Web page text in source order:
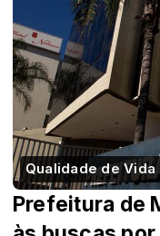
Qualidade de
Prefeitura de